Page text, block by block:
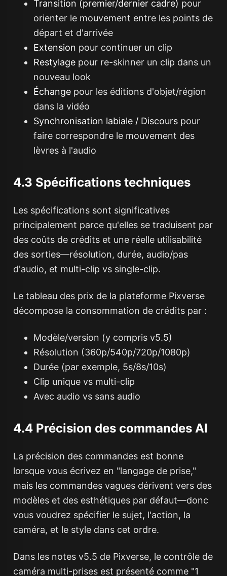
Transition (premier/dernier cadre) pour
orienter le mouvement entre les points de
départ et d'arrivée
Extension pour continuer un clip
Restylagepour re-skinner un clip dans un
nouveau look
Échangepour les éditions d'objet/région
dans la vidéo
Synchronisation labiale / Discourspour
faire correspondre le mouvement des
lèvres à l'audio
4.3 Spécifications techniques
Les spécifications sont significatives
principalement parce qu'elles se traduisent par
des coûts de crédits et une réelle utilisabilité
des sorties—résolution, durée, audio/pas
d'audio, et multi-clip vs single-clip.
Le tableau des prix de la plateforme Pixverse
décompose la consommation de crédits par :
Modèle/version (y compris v5.5)
Résolution (360p/540p/720p/1080p)
Durée (par exemple, 5s/8s/10s)
Clip unique vs multi-clip
Avec audio vs sans audio
4.4 Précision des commandes AI
La précision des commandes est bonne
lorsque vous écrivez en "langage de prise,"
mais les commandes vagues dérivent vers des
modèles et des esthétiques par défaut—donc
vous voudrez spécifier le sujet, l'action, la
caméra, et le style dans cet ordre.
Dans les notes v5.5 de Pixverse, le contrôle de
caméra multi-prises est présenté comme "1